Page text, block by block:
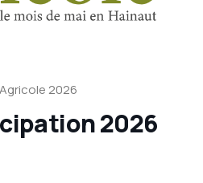
2026
2026